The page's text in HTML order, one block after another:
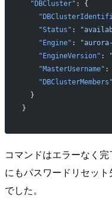
  "DBCluster"
: {
    "Status"
:
    "Engine"
:
    "EngineVersion"
:
    "MasterUsername"
:
    "DBClusterMembers"
  }
}
コマンドはエラーなく
にもパスワードリセッ
でした。